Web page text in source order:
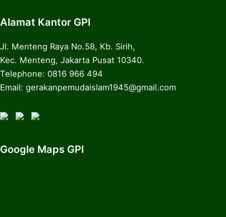
Alamat Kantor GPI
Jl. Menteng Raya No.58, Kb. Sirih,
Kec. Menteng, Jakarta Pusat 10340.
Telephone: 0816 966 494
Email: gerakanpemudaislam1945@gmail.com
Google Maps GPI